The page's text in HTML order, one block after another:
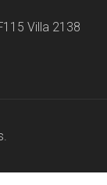
Villa 2138